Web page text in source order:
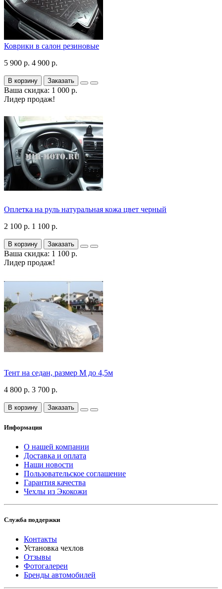
Коврики в салон резиновые
5 900 р. 4 900 р.
В корзину Заказать
Ваша скидка: 1 000 р.
Лидер продаж!
Оплетка на руль натуральная кожа цвет черный
2 100 р. 1 100 р.
В корзину Заказать
Ваша скидка: 1 100 р.
Лидер продаж!
Тент на седан, размер М до 4,5м
4 800 р. 3 700 р.
В корзину Заказать
Информация
О нашей компании
Доставка и оплата
Наши новости
Пользовательское соглашение
Гарантия качества
Чехлы из Экокожи
Служба поддержки
Контакты
Установка чехлов
Отзывы
Фотогалереи
Бренды автомобилей